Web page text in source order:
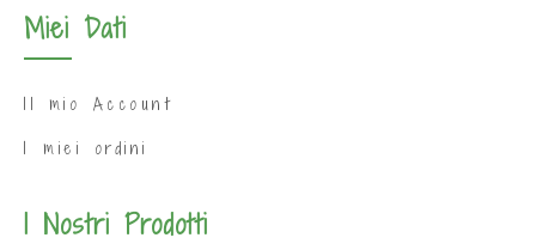
Miei Dati
Il mio Account
I miei ordini
I Nostri Prodotti